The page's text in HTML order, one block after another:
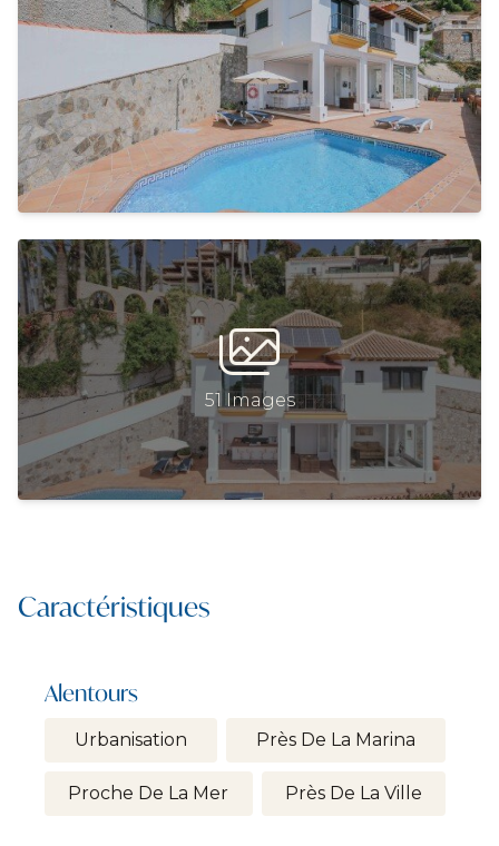
51 Images
Caractéristiques
Alentours
Urbanisation Près De La Marina
Proche De La Mer Près De La Ville